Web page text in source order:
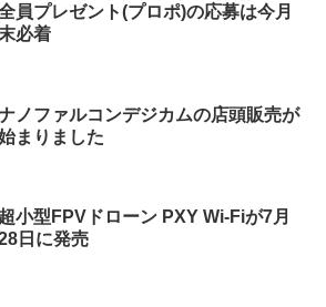
員プレゼント(プロポ)の応募は今月
必着
ノファルコンデジカムの店頭販売が
まりました
超小型FPVドローン PXY Wi-Fiが7月
日に発売